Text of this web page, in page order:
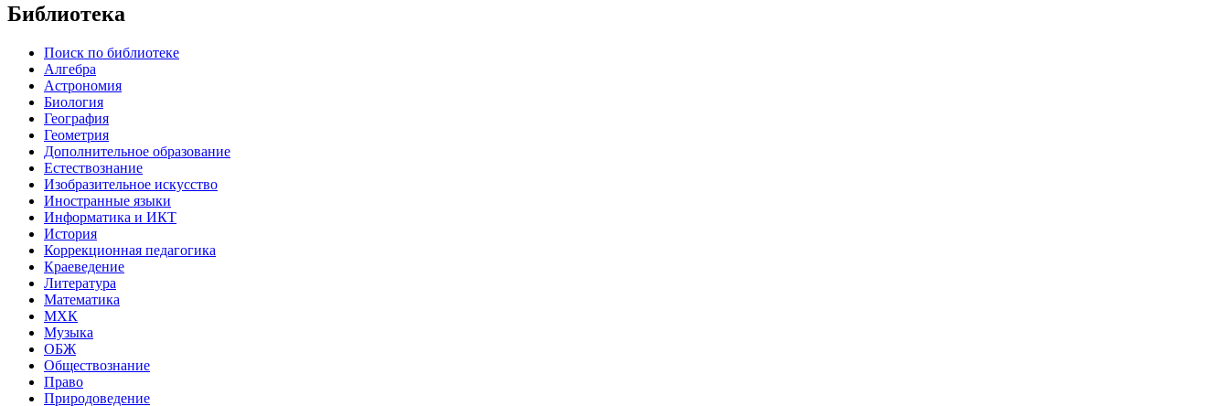
Библиотека
Поиск по библиотеке
Алгебра
Астрономия
Биология
География
Геометрия
Дополнительное образование
Естествознание
Изобразительное искусство
Иностранные языки
Информатика и ИКТ
История
Коррекционная педагогика
Краеведение
Литература
Математика
МХК
Музыка
ОБЖ
Обществознание
Право
Природоведение